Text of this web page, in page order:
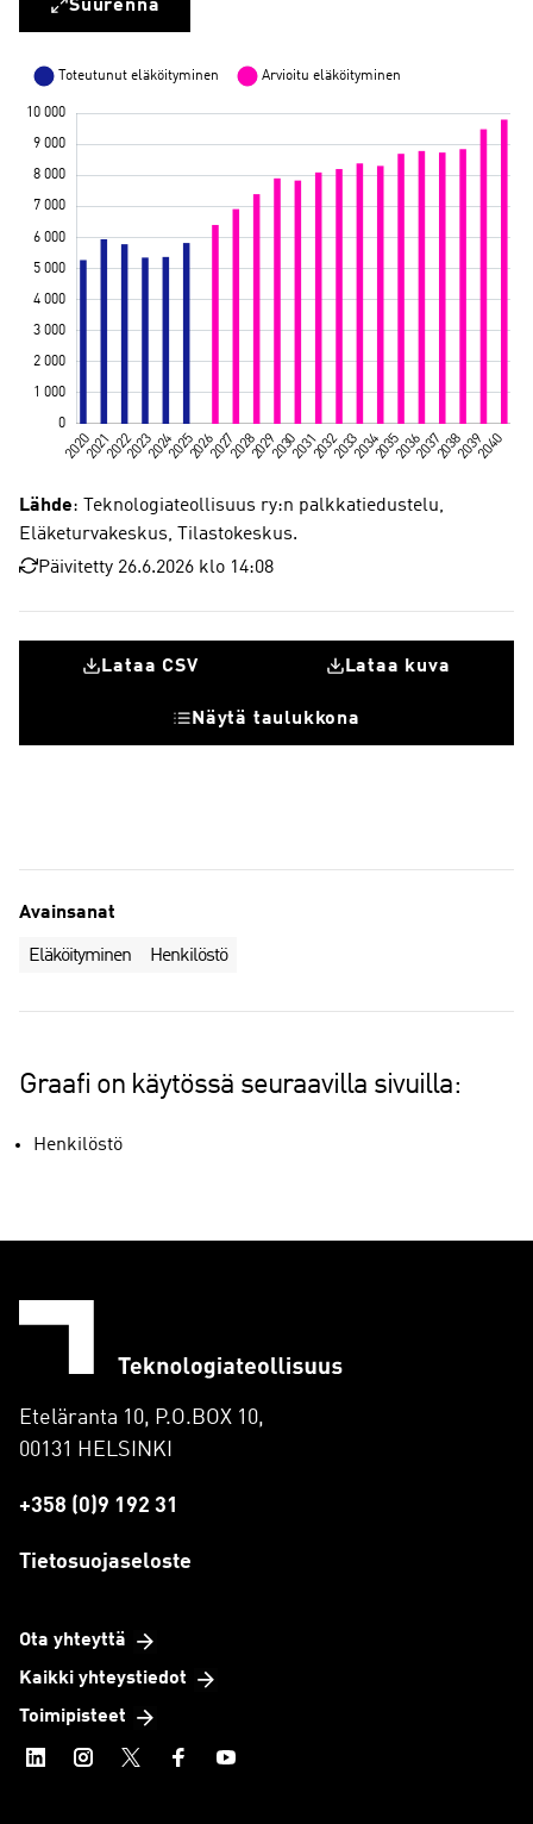
Suurenna
Lähde: Teknologiateollisuus ry:n palkkatiedustelu,
Eläketurvakeskus, Tilastokeskus.
Päivitetty 26.6.2026 klo 14:08
Lataa CSV Lataa kuva
Näytä taulukkona
Avainsanat
Eläköityminen Henkilöstö
Graafi on käytössä seuraavilla sivuilla:
Henkilöstö
Eteläranta 10, P.O.BOX 10,
00131 HELSINKI
+358 (0)9 192 31
Tietosuojaseloste
Ota yhteyttä
Kaikki yhteystiedot
Toimipisteet